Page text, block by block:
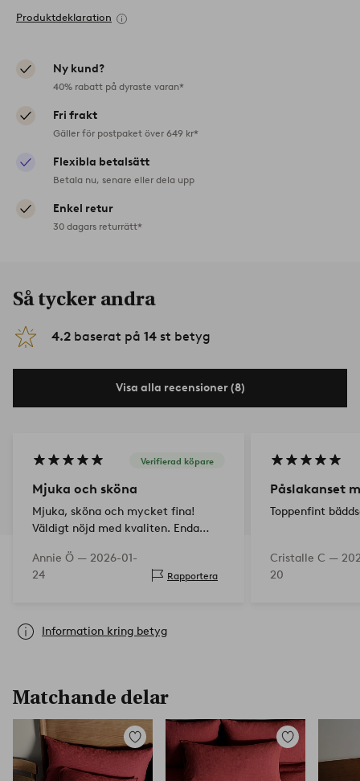
Produktdeklaration
Ny kund?
40% rabatt på dyraste varan*
Fri frakt
Gäller för postpaket över 649 kr*
Flexibla betalsätt
Betala nu, senare eller dela upp
Enkel retur
30 dagars returrätt*
Så tycker andra
4.2 baserat på 14 st betyg
Visa alla recensioner (8)
Verifierad köpare
Mjuka och sköna
Mjuka, sköna och mycket fina!
Väldigt nöjd med kvaliten. Enda
örngott till kuddarna, så de glider
lite, men inget som stör direkt.
Annie Ö — 2026-01-
24
Rapportera
Påslakanset
Toppenfint
Cristalle C —
20
Information kring betyg
Matchande delar
Lägg
till
favoriter
Lägg
i
favoriter